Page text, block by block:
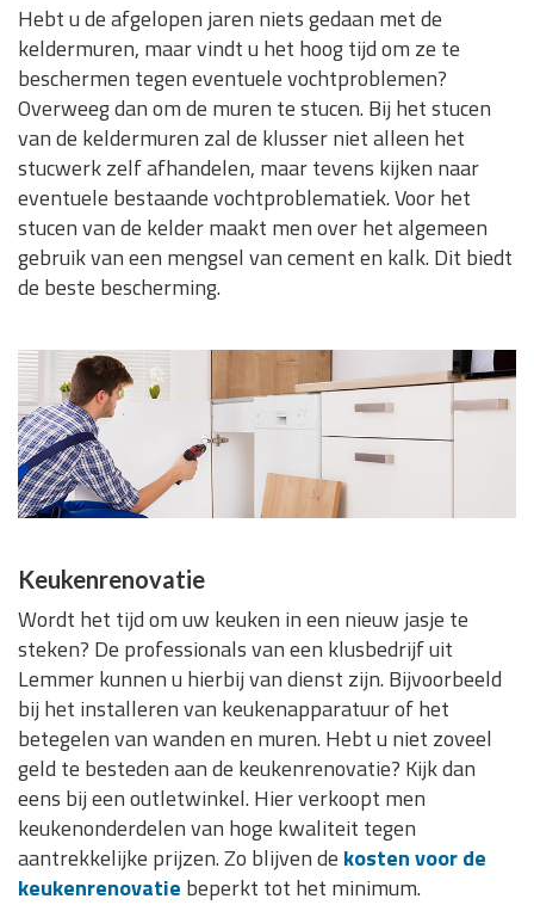
Hebt u de afgelopen jaren niets gedaan met de
keldermuren, maar vindt u het hoog tijd om ze te
beschermen tegen eventuele vochtproblemen?
Overweeg dan om de muren te stucen. Bij het stucen
van de keldermuren zal de klusser niet alleen het
stucwerk zelf afhandelen, maar tevens kijken naar
eventuele bestaande vochtproblematiek. Voor het
stucen van de kelder maakt men over het algemeen
gebruik van een mengsel van cement en kalk. Dit biedt
de beste bescherming.
Keukenrenovatie
Wordt het tijd om uw keuken in een nieuw jasje te
steken? De professionals van een klusbedrijf uit
Lemmer kunnen u hierbij van dienst zijn. Bijvoorbeeld
bij het installeren van keukenapparatuur of het
betegelen van wanden en muren. Hebt u niet zoveel
geld te besteden aan de keukenrenovatie? Kijk dan
eens bij een outletwinkel. Hier verkoopt men
keukenonderdelen van hoge kwaliteit tegen
aantrekkelijke prijzen. Zo blijven de kosten voor de
keukenrenovatie beperkt tot het minimum.